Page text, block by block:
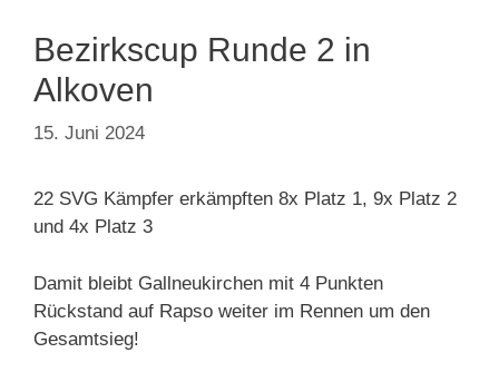
Bezirkscup Runde 2 in
Alkoven
15. Juni 2024
22 SVG Kämpfer erkämpften 8x Platz 1, 9x Platz 2
und 4x Platz 3
Damit bleibt Gallneukirchen mit 4 Punkten
Rückstand auf Rapso weiter im Rennen um den
Gesamtsieg!